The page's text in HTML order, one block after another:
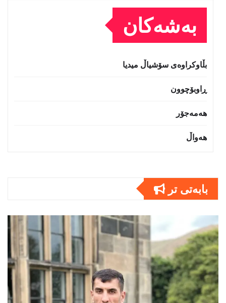
بەشەکان
بڵاوکراوەی سۆشیاڵ میدیا
ڕاوبۆچوون
هەمەجۆر
هەواڵ
بابەتى تر